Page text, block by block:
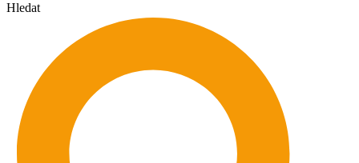
Hledat